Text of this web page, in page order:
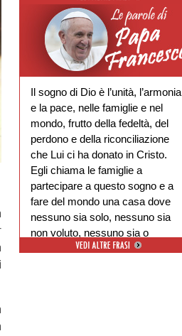
Il sogno di Dio è l’unità, l’armonia
e la pace, nelle famiglie e nel
mondo, frutto della fedeltà, del
perdono e della riconciliazione
che Lui ci ha donato in Cristo.
Egli chiama le famiglie a
partecipare a questo sogno e a
fare del mondo una casa dove
nessuno sia solo, nessuno sia
non voluto, nessuno sia o